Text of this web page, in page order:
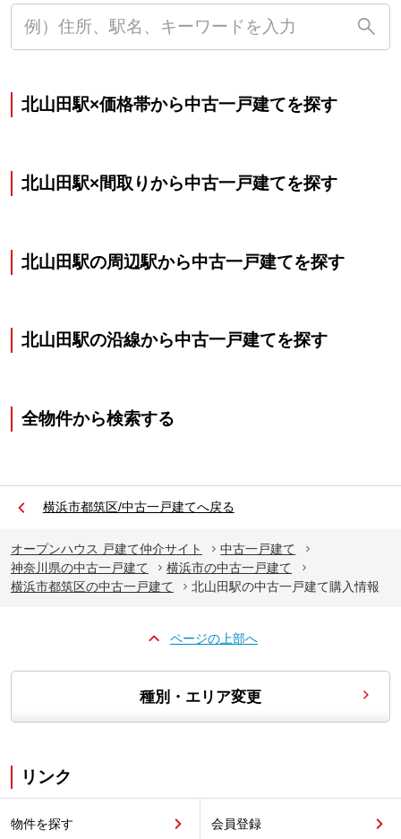
北山田駅×価格帯から中古一戸建てを探す
北山田駅×間取りから中古一戸建てを探す
北山田駅の周辺駅から中古一戸建てを探す
北山田駅の沿線から中古一戸建てを探す
全物件から検索する
横浜市都筑区/中古一戸建てへ戻る
オープンハウス 戸建て仲介サイト
中古一戸建て
神奈川県の中古一戸建て
横浜市の中古一戸建て
横浜市都筑区の中古一戸建て
北山田駅の中古一戸建て購入情報
ページの上部へ
種別・エリア変更
リンク
物件を探す 会員登録